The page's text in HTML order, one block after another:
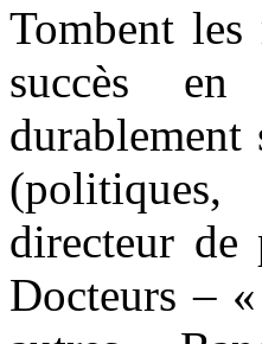
Tombent les
succès
durablement
(politiques,
directeur de
Docteurs –